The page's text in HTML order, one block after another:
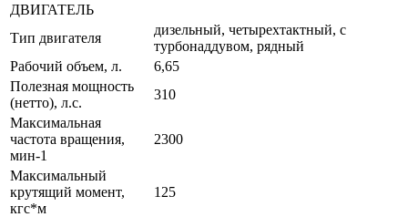
ДВИГАТЕЛЬ
Тип двигателя
дизельный, четырехтактный, с
турбонаддувом, рядный
Рабочий объем, л.
6,65
Полезная мощность
(нетто), л.с.
310
Максимальная
частота вращения,
мин-1
2300
Максимальный
крутящий момент,
кгс*м
125